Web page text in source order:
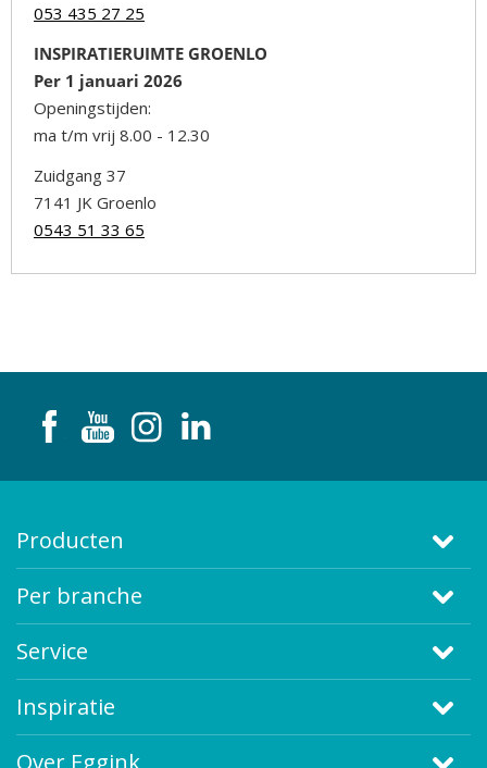
053 435 27 25
INSPIRATIERUIMTE GROENLO
Per 1 januari 2026
Openingstijden:
ma t/m vrij 8.00 - 12.30
Zuidgang 37
7141 JK Groenlo
0543 51 33 65
Producten
Per branche
Service
Inspiratie
Over Eggink